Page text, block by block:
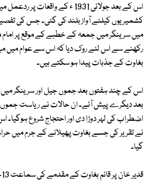
اس کے بعد جولائی 1931 ء کے
میں سر ینگر میں جمعہ کے خطبے کے موقع پر
رکھنے سے اس لئے روک دیا کہ اس سے عوام میں
بغاوت کے جذبات پیدا ہو سکتے ہیں۔
اس کے چند ہفتوں بعد جموں جیل اور سرینگر میں
بعد دیگرے پیش آئے۔ ان حالات نے ریاست
اضطراب کی لہر دوڑا دی اور احتجاج شروع
نے تقریر کی جسے بغاوت پھیلانے کے جرم میں
گیا۔